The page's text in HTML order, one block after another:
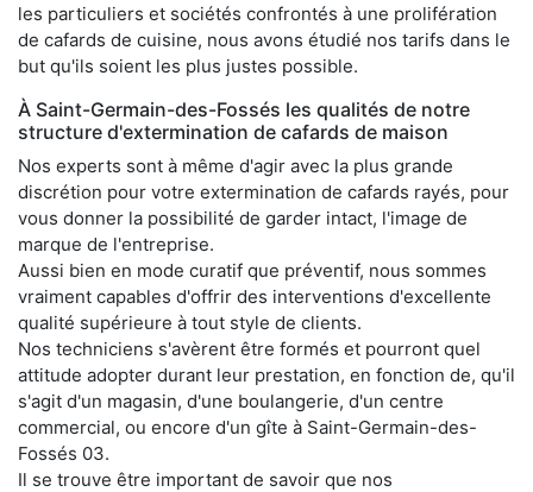
les particuliers et sociétés confrontés à une prolifération
de cafards de cuisine, nous avons étudié nos tarifs dans le
but qu'ils soient les plus justes possible.
À Saint-Germain-des-Fossés les qualités de notre
structure d'extermination de cafards de maison
Nos experts sont à même d'agir avec la plus grande
discrétion pour votre extermination de cafards rayés, pour
vous donner la possibilité de garder intact, l'image de
marque de l'entreprise.
Aussi bien en mode curatif que préventif, nous sommes
vraiment capables d'offrir des interventions d'excellente
qualité supérieure à tout style de clients.
Nos techniciens s'avèrent être formés et pourront quel
attitude adopter durant leur prestation, en fonction de, qu'il
s'agit d'un magasin, d'une boulangerie, d'un centre
commercial, ou encore d'un gîte à Saint-Germain-des-
Fossés 03.
Il se trouve être important de savoir que nos